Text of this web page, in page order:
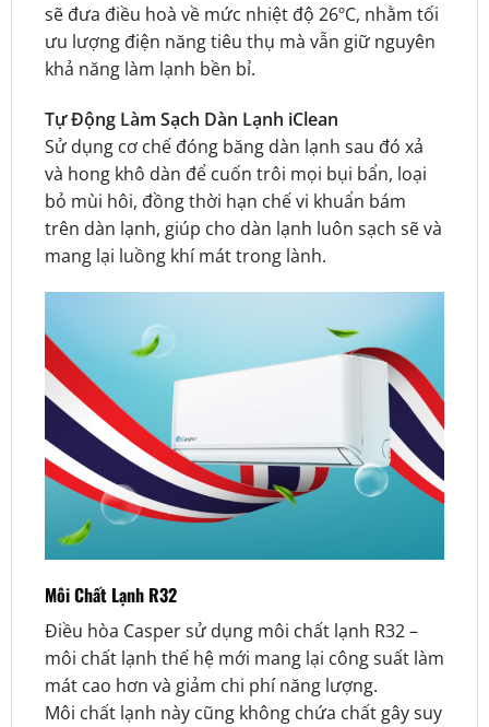
sẽ đưa điều hoà về mức nhiệt độ 26ºC, nhằm tối
ưu lượng điện năng tiêu thụ mà vẫn giữ nguyên
khả năng làm lạnh bền bỉ.
Tự Động Làm Sạch Dàn Lạnh iClean
Sử dụng cơ chế đóng băng dàn lạnh sau đó xả
và hong khô dàn để cuốn trôi mọi bụi bẩn, loại
bỏ mùi hôi, đồng thời hạn chế vi khuẩn bám
trên dàn lạnh, giúp cho dàn lạnh luôn sạch sẽ và
mang lại luồng khí mát trong lành.
Môi Chất Lạnh R32
Điều hòa Casper sử dụng môi chất lạnh R32 –
môi chất lạnh thế hệ mới mang lại công suất làm
mát cao hơn và giảm chi phí năng lượng.
Môi chất lạnh này cũng không chứa chất gây suy